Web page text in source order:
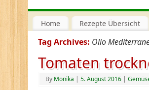
Home Rezepte Übersicht
Tag Archives: Olio
Tomaten
By Monika | 5. August 2016 |